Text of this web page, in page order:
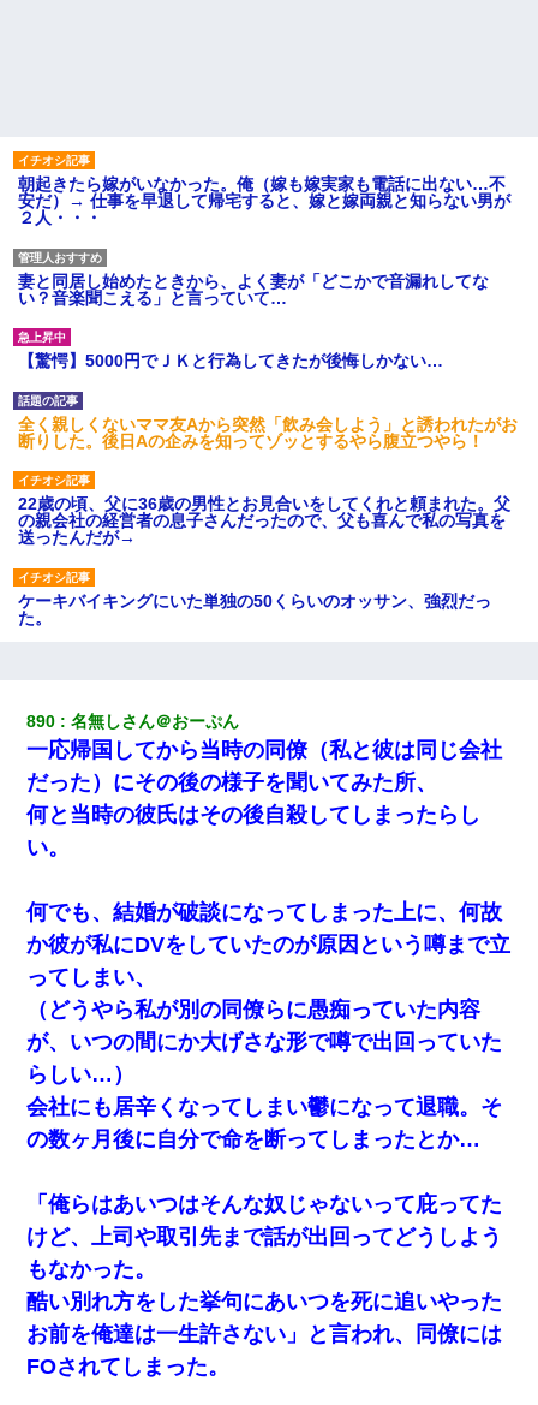
朝起きたら嫁がいなかった。俺（嫁も嫁実家も電話に出ない…不
安だ）→ 仕事を早退して帰宅すると、嫁と嫁両親と知らない男が
２人・・・
妻と同居し始めたときから、よく妻が「どこかで音漏れしてな
い？音楽聞こえる」と言っていて…
【驚愕】5000円でＪＫと行為してきたが後悔しかない…
全く親しくないママ友Aから突然「飲み会しよう」と誘われたがお
断りした。後日Aの企みを知ってゾッとするやら腹立つやら！
22歳の頃、父に36歳の男性とお見合いをしてくれと頼まれた。父
の親会社の経営者の息子さんだったので、父も喜んで私の写真を
送ったんだが→
ケーキバイキングにいた単独の50くらいのオッサン、強烈だっ
た。
書店「息子さんが万引きしました」私「はっ？(息子目の前にいる
し…)うちの子ではないので迎えに行きません」→息子を名乗って
た人物の正体が判明するも・・・
見合いにて。嫁「はじめまして」俺「失礼ですが○○さんご本人で
すか？」
10年ほど前、息子がまだ年中だった時に離婚したんだけど、一昨
年の暮れに突然息子が職場を訪ねてきた。
【ワロタ】姉から「肉食系14才、乳丸出し、毛はうっすら生えか
け」というタイトルで画像が送られてきた
旦那の元嫁「離婚したとはいえ、私が本来の妻。許可なく結婚す
るなんてどういう神経してるの？離婚届を記入して持って来い」
→笑いが止まらなくなり・・・
された弟が、大学進学のために一人暮らししたいと言い出した。
私（23）冗談のつもりで上司（27）に胸を揉ませた結果・・・
私は家が貧しくて、手に職をつけようと看護師になった。だけど
卒業を控えた年の1月末、車にひかれて看護師になれなくなった。
890 名無しさん＠おーぷん
一応帰国してから当時の同僚（私と彼は同じ会社
だった）にその後の様子を聞いてみた所、
何と当時の彼氏はその後自殺してしまったらし
い。
何でも、結婚が破談になってしまった上に、何故
か彼が私にDVをしていたのが原因という噂まで立
ってしまい、
（どうやら私が別の同僚らに愚痴っていた内容
が、いつの間にか大げさな形で噂で出回っていた
らしい…）
会社にも居辛くなってしまい鬱になって退職。そ
の数ヶ月後に自分で命を断ってしまったとか…
「俺らはあいつはそんな奴じゃないって庇ってた
けど、上司や取引先まで話が出回ってどうしよう
もなかった。
酷い別れ方をした挙句にあいつを死に追いやった
お前を俺達は一生許さない」と言われ、同僚には
FOされてしまった。